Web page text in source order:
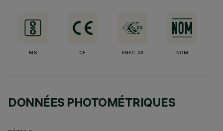
BIS CE ENEC-03 NOM
DONNÉES PHOTOMÉTRIQUES